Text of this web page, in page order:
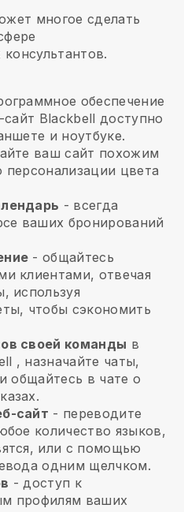
многое сделать
обеспечение
сайт Blackbell доступно
и ноутбуке.
ваш сайт похожим
цвета
- всегда
ваших бронирований
- общайтесь
клиентами, отвечая
используя
чтобы сэкономить
своей команды в
, назначайте чаты,
общайтесь в чате о
сайт - переводите
количество языков,
или с помощью
одним щелчком.
- доступ к
профилям ваших